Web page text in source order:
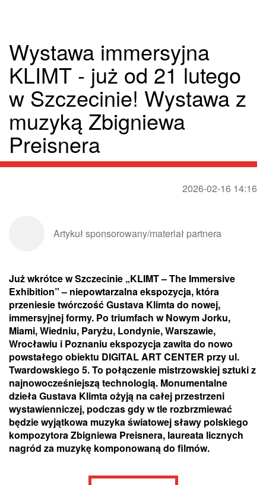
Wystawa immersyjna
KLIMT - już od 21 lutego
w Szczecinie! Wystawa z
muzyką Zbigniewa
Preisnera
2026-02-16 14:16
Artykuł sponsorowany/materiał partnera
Już wkrótce w Szczecinie „KLIMT – The Immersive
Exhibition” – niepowtarzalna ekspozycja, która
przeniesie twórczość Gustava Klimta do nowej,
immersyjnej formy. Po triumfach w Nowym Jorku,
Miami, Wiedniu, Paryżu, Londynie, Warszawie,
Wrocławiu i Poznaniu ekspozycja zawita do nowo
powstałego obiektu DIGITAL ART CENTER przy ul.
Twardowskiego 5. To połączenie mistrzowskiej sztuki z
najnowocześniejszą technologią. Monumentalne
dzieła Gustava Klimta ożyją na całej przestrzeni
wystawienniczej, podczas gdy w tle rozbrzmiewać
będzie wyjątkowa muzyka światowej sławy polskiego
kompozytora Zbigniewa Preisnera, laureata licznych
nagród za muzykę komponowaną do filmów.